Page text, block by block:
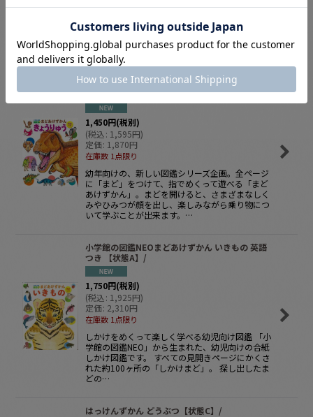
幼年向けの、新しい図鑑シリーズ企画。全ページ
あけずかん」。まどを開けると、さまざまなしく
みやひみつが顔を出し、楽しみながら乗り物につ
いて学ぶことが出来ます。…
小学館の図鑑NEOまどあけずかんきょうりゅう英
語つき【状態A】/
1,450円(税別)
(税込: 1,595円)
定価: 1,870円
在庫数 1点限り
幼年向けの、新しい図鑑シリーズ企画。全ページ
に「まど」をつけて、指でめくって遊べる「まど
あけずかん」。まどを開けると、さまざまなしく
みやひみつが顔を出し、楽しみながら乗り物につ
いて学ぶことが出来ます。…
小学館の図鑑NEOまどあけずかん いきもの 英語
つき 【状態A】/
1,750円(税別)
(税込: 1,925円)
定価: 2,310円
在庫数 1点限り
しかけをめくって楽しく学べる幼児向け図鑑 「小
学館の図鑑NEO」から生まれた、幼児向けの合紙
しかけ図鑑です。 すべての見開きページにかくさ
れた約100ヶ所の「しかけまど」。 探し出したま
どの…
はっけんずかん どうぶつ【状態C】/